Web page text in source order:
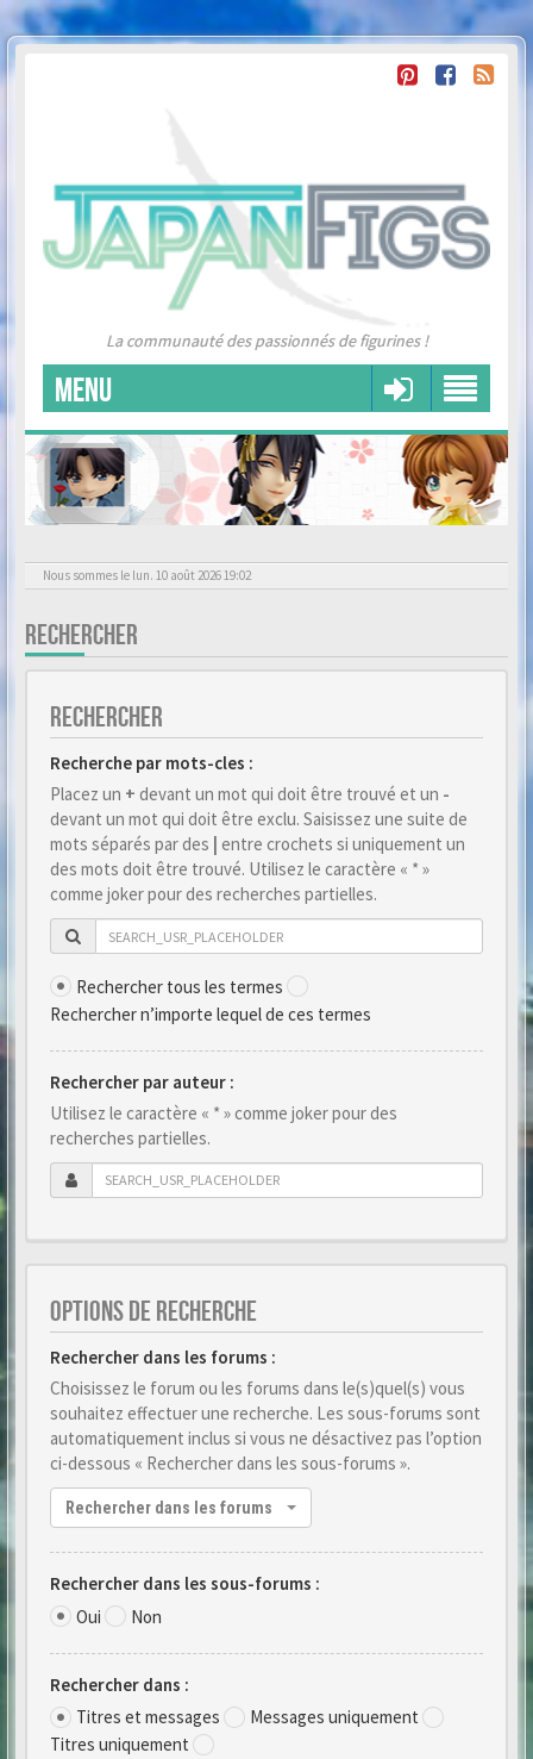
La communauté des passionnés de figurines !
MENU
Nous sommes le lun. 10 août 2026 19:02
RECHERCHER
RECHERCHER
Recherche par mots-cles :
Placez un + devant un mot qui doit être trouvé et un -
devant un mot qui doit être exclu. Saisissez une suite de
mots séparés par des | entre crochets si uniquement un
des mots doit être trouvé. Utilisez le caractère « * »
comme joker pour des recherches partielles.
Rechercher tous les termes
Rechercher n’importe lequel de ces termes
Rechercher par auteur :
Utilisez le caractère « * » comme joker pour des
recherches partielles.
OPTIONS DE RECHERCHE
Rechercher dans les forums :
Choisissez le forum ou les forums dans le(s)quel(s) vous
souhaitez effectuer une recherche. Les sous-forums sont
automatiquement inclus si vous ne désactivez pas l’option
ci-dessous « Rechercher dans les sous-forums ».
Rechercher dans les forums
Rechercher dans les sous-forums :
Oui
Non
Rechercher dans :
Titres et messages
Messages uniquement
Titres uniquement